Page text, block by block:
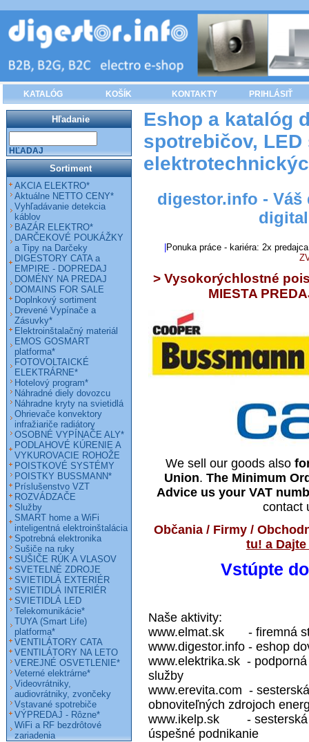
KATALÓG KOŠÍK KONTAKTY PRIHLÁSIŤ
Eshop a katalóg
spotrebičov,
digestor.info -
Ponuka práce - kariéra: 2x
> Vysokorýchlostné
MIESTA
We sell our goods also
Union. The Minimum
Advice us your VAT
contact
Občania / Firmy /
tu! a
Vstúpte
Naše aktivity:
www.elmat.sk - firemná
www.digestor.info - eshop
www.elektrika.sk -
služby
www.erevita.com -
obnoviteľných zdrojoch
www.ikelp.sk - sesterská
úspešné podnikanie
Hľadanie
HĽADAJ
Sortiment
AKCIA ELEKTRO*
Aktuálne NETTO CENY*
Vyhľadávanie detekcia
káblov
BAZÁR ELEKTRO*
DARČEKOVÉ POUKÁŽKY
a Tipy na Darčeky
DIGESTORY CATA a
EMPIRE - DOPREDAJ
DOMÉNY NA PREDAJ
DOMAINS FOR SALE
Doplnkový sortiment
Drevené Vypínače a
Zásuvky*
Elektroinštalačný materiál
EMOS GOSMART
platforma*
FOTOVOLTAICKÉ
ELEKTRÁRNE*
Hotelový program*
Náhradné diely dovozcu
Náhradne kryty na svietidlá
Ohrievače konvektory
infražiariče radiátory
OSOBNÉ VYPÍNAČE ALY*
PODLAHOVÉ KÚRENIE A
VYKUROVACIE ROHOŽE
POISTKOVÉ SYSTÉMY
POISTKY BUSSMANN*
Príslušenstvo VZT
ROZVÁDZAČE
Služby
SMART home a WiFi
inteligentná elektroinštalácia
Spotrebná elektronika
Sušiče na ruky
SUŠIČE RÚK A VLASOV
SVETELNÉ ZDROJE
SVIETIDLÁ EXTERIÉR
SVIETIDLÁ INTERIÉR
SVIETIDLÁ LED
Telekomunikácie*
TUYA (Smart Life)
platforma*
VENTILÁTORY CATA
VENTILÁTORY NA LETO
VEREJNÉ OSVETLENIE*
Veterné elektrárne*
Videovrátniky,
audiovrátniky, zvončeky
Vstavané spotrebiče
VÝPREDAJ - Rôzne*
WiFi a RF bezdrôtové
zariadenia